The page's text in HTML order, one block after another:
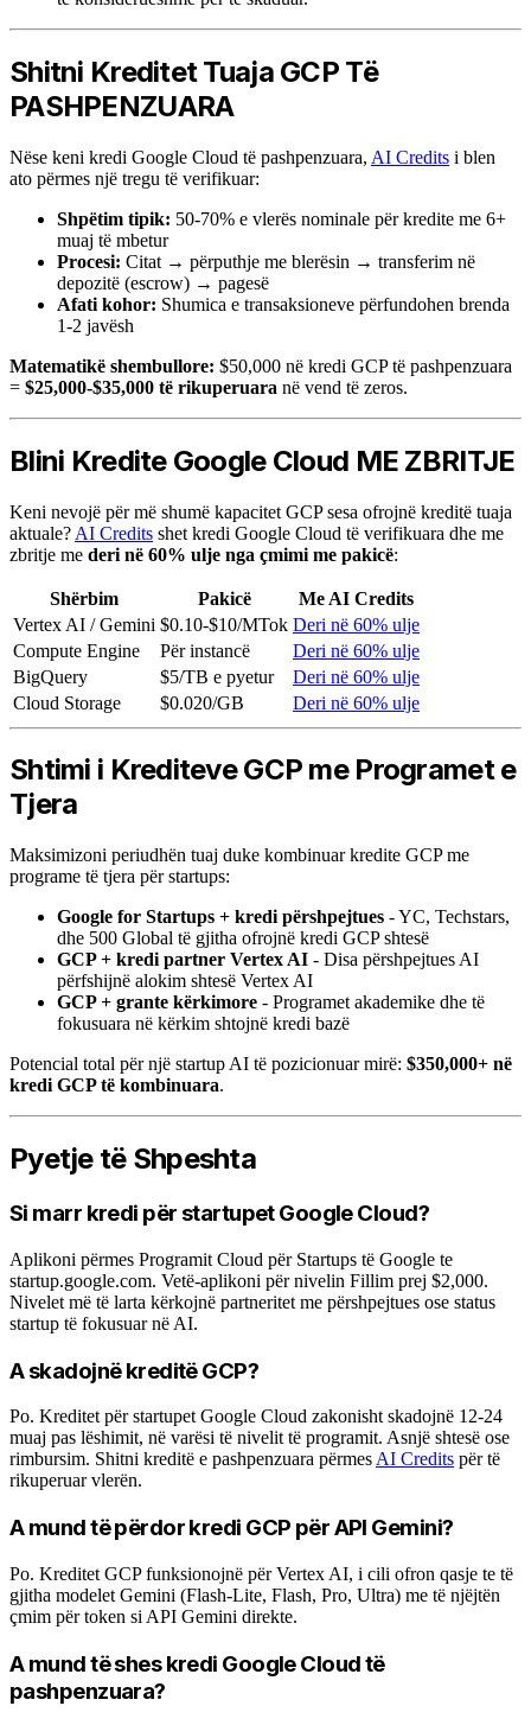
Shitni Kreditet Tuaja GCP Të
PASHPENZUARA
Nëse keni kredi Google Cloud të pashpenzuara, AI Credits i blen
ato përmes një tregu të verifikuar:
Shpëtim tipik: 50-70% e vlerës nominale për kredite me 6+
muaj të mbetur
Procesi: Citat → përputhje me blerësin → transferim në
depozitë (escrow) → pagesë
Afati kohor: Shumica e transaksioneve përfundohen brenda
1-2 javësh
Matematikë shembullore: $50,000 në kredi GCP të pashpenzuara
= $25,000-$35,000 të rikuperuara në vend të zeros.
Blini Kredite Google Cloud ME ZBRITJE
Keni nevojë për më shumë kapacitet GCP sesa ofrojnë kreditë tuaja
aktuale? AI Credits shet kredi Google Cloud të verifikuara dhe me
zbritje me deri në 60% ulje nga çmimi me pakicë:
Shërbim Pakicë
Me AI Credits
Vertex AI / Gemini $0.10-$10/MTok Deri në 60% ulje
Compute Engine
Për instancë
Deri në 60% ulje
BigQuery
$5/TB e pyetur
Deri në 60% ulje
Cloud Storage
$0.020/GB Deri në 60% ulje
Shtimi i Krediteve GCP me Programet e
Tjera
Maksimizoni periudhën tuaj duke kombinuar kredite GCP me
programe të tjera për startups:
Google for Startups + kredi përshpejtues - YC, Techstars,
dhe 500 Global të gjitha ofrojnë kredi GCP shtesë
GCP + kredi partner Vertex AI - Disa përshpejtues AI
përfshijnë alokim shtesë Vertex AI
GCP + grante kërkimore - Programet akademike dhe të
fokusuara në kërkim shtojnë kredi bazë
Potencial total për një startup AI të pozicionuar mirë: $350,000+ në
kredi GCP të kombinuara.
Pyetje të Shpeshta
Si marr kredi për startupet Google Cloud?
Aplikoni përmes Programit Cloud për Startups të Google te
startup.google.com. Vetë-aplikoni për nivelin Fillim prej $2,000.
Nivelet më të larta kërkojnë partneritet me përshpejtues ose status
startup të fokusuar në AI.
A skadojnë kreditë GCP?
Po. Kreditet për startupet Google Cloud zakonisht skadojnë 12-24
muaj pas lëshimit, në varësi të nivelit të programit. Asnjë shtesë ose
rimbursim. Shitni kreditë e pashpenzuara përmes AI Credits për të
rikuperuar vlerën.
A mund të përdor kredi GCP për API Gemini?
Po. Kreditet GCP funksionojnë për Vertex AI, i cili ofron qasje te të
gjitha modelet Gemini (Flash-Lite, Flash, Pro, Ultra) me të njëjtën
çmim për token si API Gemini direkte.
A mund të shes kredi Google Cloud të
pashpenzuara?